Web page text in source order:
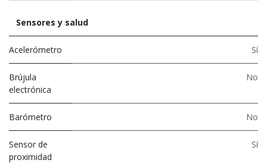
Sensores y salud
Acelerómetro Sí
Brújula
electrónica
No
Barómetro No
Sensor de
proximidad
Sí